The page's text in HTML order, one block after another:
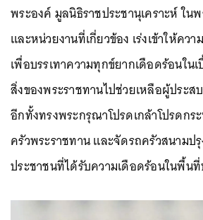
พระองค์ มูลนิธิราชประชานุเคราะห์ ใน
และหน่วยงานที่เกี่ยวข้อง เร่งเข้าให้คว
เพื่อบรรเทาความทุกข์ยากเดือดร้อนใน
สิ่งของพระราชทานไปช่วยเหลือผู้ประส
อีกทั้งทรงพระกรุณาโปรดเกล้าโปรดกร
ครัวพระราชทาน และจัดรถครัวสนามป
ประชาชนที่ได้รับความเดือดร้อนในพื้น